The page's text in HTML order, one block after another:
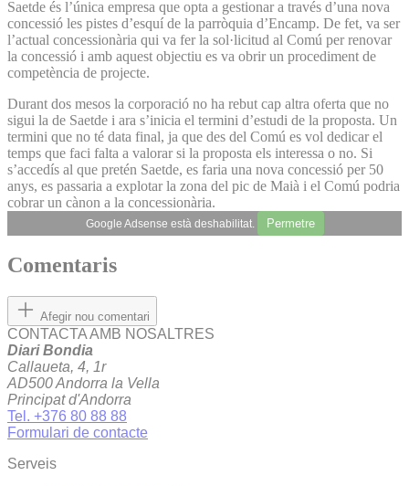
Saetde és l’única empresa que opta a gestionar a través d’una nova
concessió les pistes d’esquí de la parròquia d’Encamp. De fet, va ser
l’actual concessionària qui va fer la sol·licitud al Comú per renovar
la concessió i amb aquest objectiu es va obrir un procediment de
competència de projecte.
Durant dos mesos la corporació no ha rebut cap altra oferta que no
sigui la de Saetde i ara s’inicia el termini d’estudi de la proposta. Un
termini que no té data final, ja que des del Comú es vol dedicar el
temps que faci falta a valorar si la proposta els interessa o no. Si
s’accedís al que pretén Saetde, es faria una nova concessió per 50
anys, es passaria a explotar la zona del pic de Maià i el Comú podria
cobrar un cànon a la concessionària.
Google Adsense està deshabilitat. Permetre
Comentaris
Afegir nou comentari
CONTACTA AMB NOSALTRES
Diari Bondia
Callaueta, 4, 1r
AD500 Andorra la Vella
Principat d'Andorra
Tel. +376 80 88 88
Formulari de contacte
Serveis